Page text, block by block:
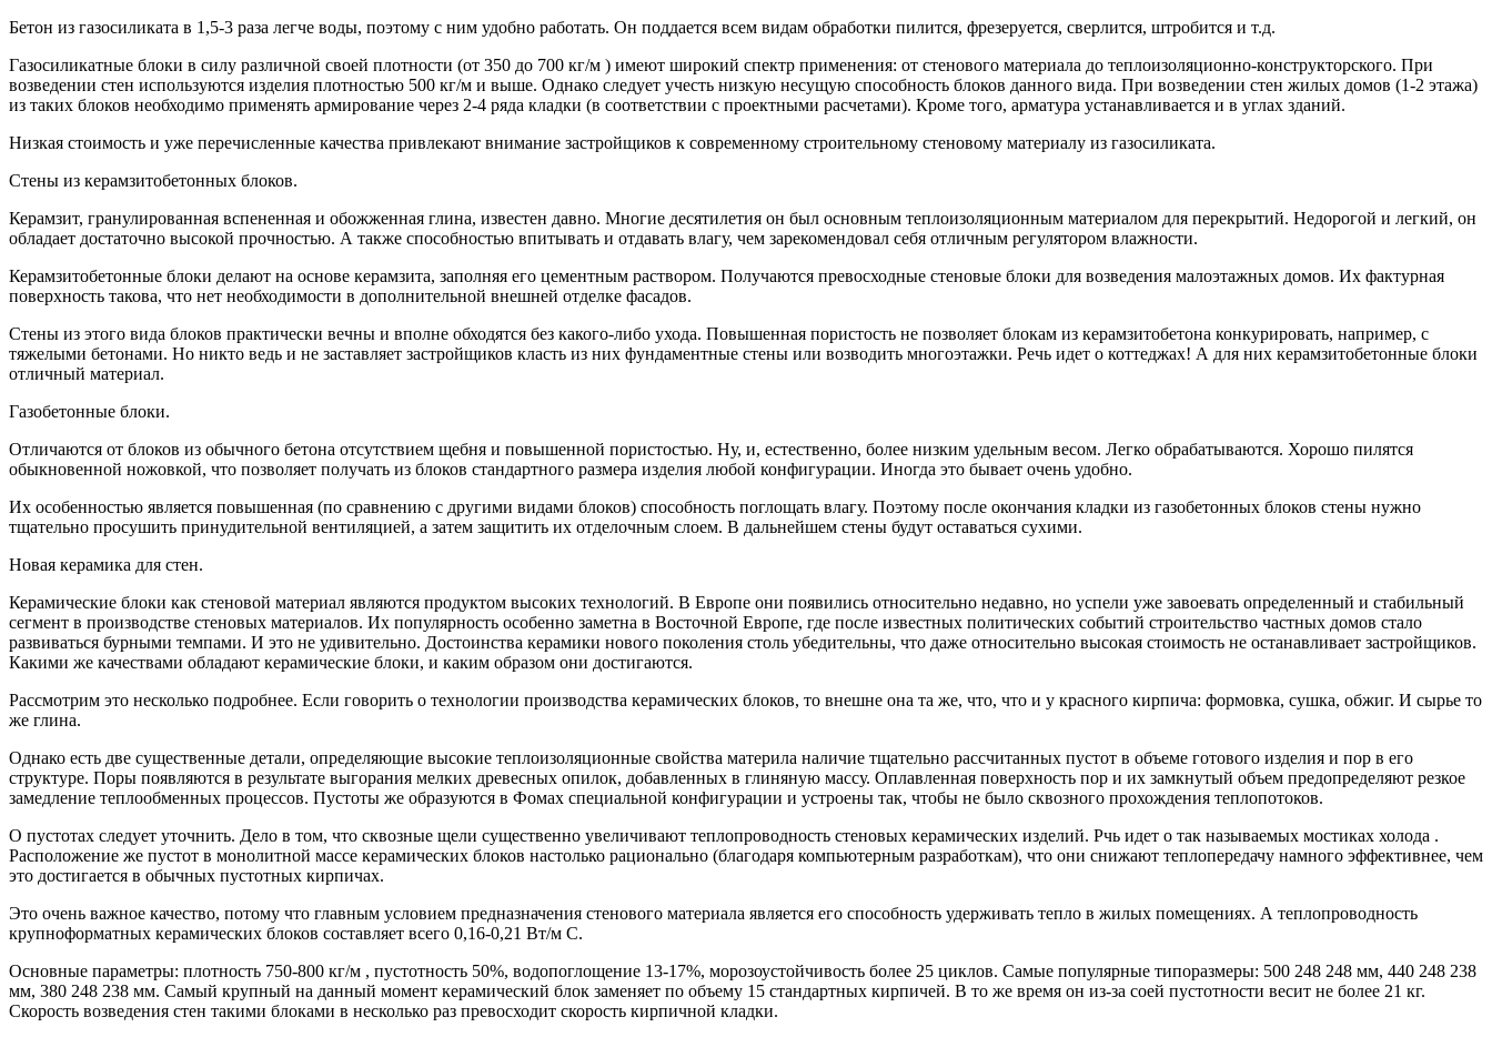
Бетон из газосиликата в 1,5-3 раза легче воды, поэтому с ним удобно работать. Он поддается всем видам обработки пилится, фрезеруется, сверлится, штробится и т.д.
Газосиликатные блоки в силу различной своей плотности (от 350 до 700 кг/м ) имеют широкий спектр применения: от стенового материала до теплоизоляционно-конструкторского. При
возведении стен используются изделия плотностью 500 кг/м и выше. Однако следует учесть низкую несущую способность блоков данного вида. При возведении стен жилых домов (1-2 этажа)
из таких блоков необходимо применять армирование через 2-4 ряда кладки (в соответствии с проектными расчетами). Кроме того, арматура устанавливается и в углах зданий.
Низкая стоимость и уже перечисленные качества привлекают внимание застройщиков к современному строительному стеновому материалу из газосиликата.
Стены из керамзитобетонных блоков.
Керамзит, гранулированная вспененная и обожженная глина, известен давно. Многие десятилетия он был основным теплоизоляционным материалом для перекрытий. Недорогой и легкий, он
обладает достаточно высокой прочностью. А также способностью впитывать и отдавать влагу, чем зарекомендовал себя отличным регулятором влажности.
Керамзитобетонные блоки делают на основе керамзита, заполняя его цементным раствором. Получаются превосходные стеновые блоки для возведения малоэтажных домов. Их фактурная
поверхность такова, что нет необходимости в дополнительной внешней отделке фасадов.
Стены из этого вида блоков практически вечны и вполне обходятся без какого-либо ухода. Повышенная пористость не позволяет блокам из керамзитобетона конкурировать, например, с
тяжелыми бетонами. Но никто ведь и не заставляет застройщиков класть из них фундаментные стены или возводить многоэтажки. Речь идет о коттеджах! А для них керамзитобетонные блоки
отличный материал.
Газобетонные блоки.
Отличаются от блоков из обычного бетона отсутствием щебня и повышенной пористостью. Ну, и, естественно, более низким удельным весом. Легко обрабатываются. Хорошо пилятся
обыкновенной ножовкой, что позволяет получать из блоков стандартного размера изделия любой конфигурации. Иногда это бывает очень удобно.
Их особенностью является повышенная (по сравнению с другими видами блоков) способность поглощать влагу. Поэтому после окончания кладки из газобетонных блоков стены нужно
тщательно просушить принудительной вентиляцией, а затем защитить их отделочным слоем. В дальнейшем стены будут оставаться сухими.
Новая керамика для стен.
Керамические блоки как стеновой материал являются продуктом высоких технологий. В Европе они появились относительно недавно, но успели уже завоевать определенный и стабильный
сегмент в производстве стеновых материалов. Их популярность особенно заметна в Восточной Европе, где после известных политических событий строительство частных домов стало
развиваться бурными темпами. И это не удивительно. Достоинства керамики нового поколения столь убедительны, что даже относительно высокая стоимость не останавливает застройщиков.
Какими же качествами обладают керамические блоки, и каким образом они достигаются.
Рассмотрим это несколько подробнее. Если говорить о технологии производства керамических блоков, то внешне она та же, что, что и у красного кирпича: формовка, сушка, обжиг. И сырье то
же глина.
Однако есть две существенные детали, определяющие высокие теплоизоляционные свойства материла наличие тщательно рассчитанных пустот в объеме готового изделия и пор в его
структуре. Поры появляются в результате выгорания мелких древесных опилок, добавленных в глиняную массу. Оплавленная поверхность пор и их замкнутый объем предопределяют резкое
замедление теплообменных процессов. Пустоты же образуются в Фомах специальной конфигурации и устроены так, чтобы не было сквозного прохождения теплопотоков.
О пустотах следует уточнить. Дело в том, что сквозные щели существенно увеличивают теплопроводность стеновых керамических изделий. Рчь идет о так называемых мостиках холода .
Расположение же пустот в монолитной массе керамических блоков настолько рационально (благодаря компьютерным разработкам), что они снижают теплопередачу намного эффективнее, чем
это достигается в обычных пустотных кирпичах.
Это очень важное качество, потому что главным условием предназначения стенового материала является его способность удерживать тепло в жилых помещениях. А теплопроводность
крупноформатных керамических блоков составляет всего 0,16-0,21 Вт/м С.
Основные параметры: плотность 750-800 кг/м , пустотность 50%, водопоглощение 13-17%, морозоустойчивость более 25 циклов. Самые популярные типоразмеры: 500 248 248 мм, 440 248 238
мм, 380 248 238 мм. Самый крупный на данный момент керамический блок заменяет по объему 15 стандартных кирпичей. В то же время он из-за соей пустотности весит не более 21 кг.
Скорость возведения стен такими блоками в несколько раз превосходит скорость кирпичной кладки.